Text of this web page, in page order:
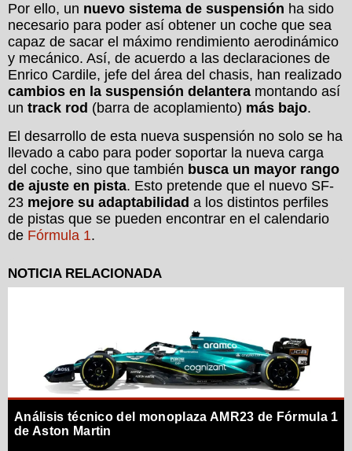
Por ello, un nuevo sistema de suspensión ha sido
necesario para poder así obtener un coche que sea
capaz de sacar el máximo rendimiento aerodinámico
y mecánico. Así, de acuerdo a las declaraciones de
Enrico Cardile, jefe del área del chasis, han realizado
cambios en la suspensión delantera montando así
un track rod (barra de acoplamiento) más bajo.
El desarrollo de esta nueva suspensión no solo se ha
llevado a cabo para poder soportar la nueva carga
del coche, sino que también busca un mayor rango
de ajuste en pista. Esto pretende que el nuevo SF-
23 mejore su adaptabilidad a los distintos perfiles
de pistas que se pueden encontrar en el calendario
de Fórmula 1.
Análisis técnico del monoplaza AMR23 de Fórmula 1
de Aston Martin